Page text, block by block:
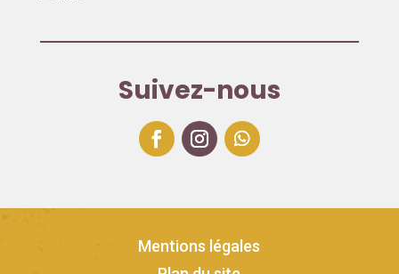
Suivez-nous
Mentions légales